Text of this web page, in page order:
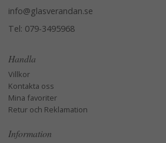
info@glasverandan.se
Tel: 079-3495968
Handla
Villkor
Kontakta oss
Mina favoriter
Retur och Reklamation
Information